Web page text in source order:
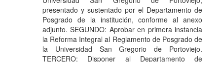
presentado y sustentado por el Departamento de
Posgrado de la institución, conforme al anexo
adjunto. SEGUNDO: Aprobar en primera instancia
la Reforma Integral al Reglamento de Posgrado de
la Universidad San Gregorio de Portoviejo.
TERCERO: Disponer al Departamento de